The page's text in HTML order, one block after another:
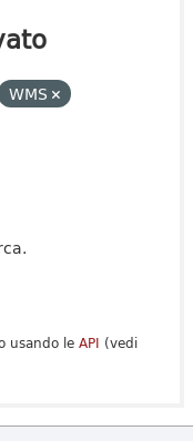
WMS
usando le API (vedi